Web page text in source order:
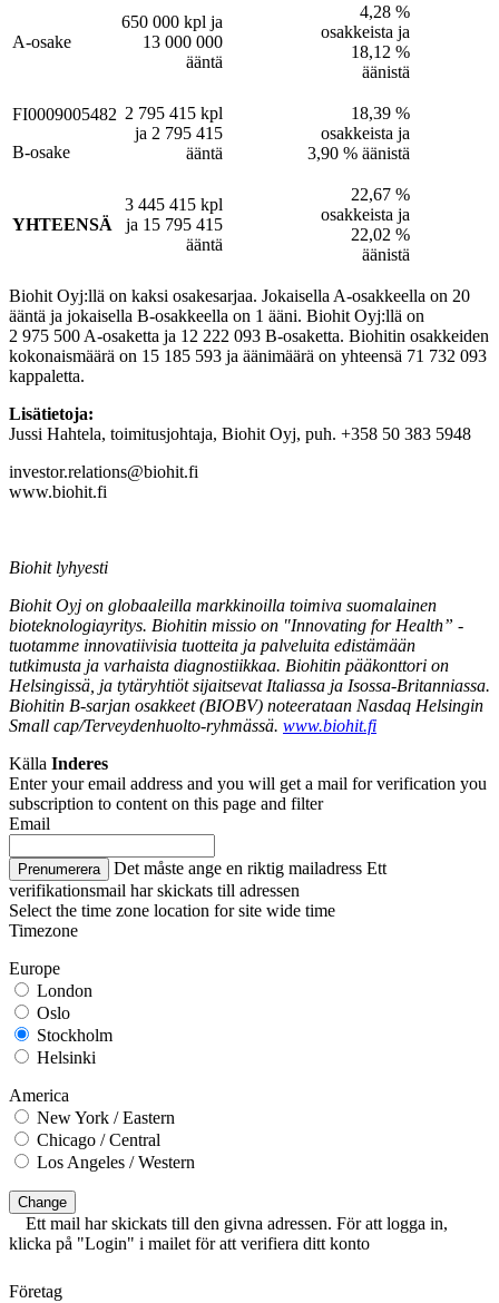
A-osake
650 000 kpl ja
13 000 000
ääntä
4,28 %
osakkeista ja
18,12 %
äänistä
FI0009005482
B-osake
2 795 415 kpl
ja 2 795 415
ääntä
18,39 %
osakkeista ja
3,90 % äänistä
YHTEENSÄ
3 445 415 kpl
ja 15 795 415
ääntä
22,67 %
osakkeista ja
22,02 %
äänistä
Biohit Oyj:llä on kaksi osakesarjaa. Jokaisella A-osakkeella on 20
ääntä ja jokaisella B-osakkeella on 1 ääni. Biohit Oyj:llä on
2 975 500 A-osaketta ja 12 222 093 B-osaketta. Biohitin osakkeiden
kokonaismäärä on 15 185 593 ja äänimäärä on yhteensä 71 732 093
kappaletta.
Lisätietoja:
Jussi Hahtela, toimitusjohtaja, Biohit Oyj, puh. +358 50 383 5948
investor.relations@biohit.fi
www.biohit.fi
Biohit lyhyesti
Biohit Oyj on globaaleilla markkinoilla toimiva suomalainen
bioteknologiayritys. Biohitin missio on "Innovating for Health” -
tuotamme innovatiivisia tuotteita ja palveluita edistämään
tutkimusta ja varhaista diagnostiikkaa. Biohitin pääkonttori on
Helsingissä, ja tytäryhtiöt sijaitsevat Italiassa ja Isossa-Britanniassa.
Biohitin B-sarjan osakkeet (BIOBV) noteerataan Nasdaq Helsingin
Small cap/Terveydenhuolto-ryhmässä. www.biohit.fi
Källa Inderes
Enter your email address and you will get a mail for verification you
subscription to content on this page and filter
Email
Prenumerera Det måste ange en riktig mailadress Ett
verifikationsmail har skickats till adressen
Select the time zone location for site wide time
Timezone
Europe
London
Oslo
Stockholm
Helsinki
America
New York / Eastern
Chicago / Central
Los Angeles / Western
Change
Ett mail har skickats till den givna adressen. För att logga in,
klicka på "Login" i mailet för att verifiera ditt konto
Företag